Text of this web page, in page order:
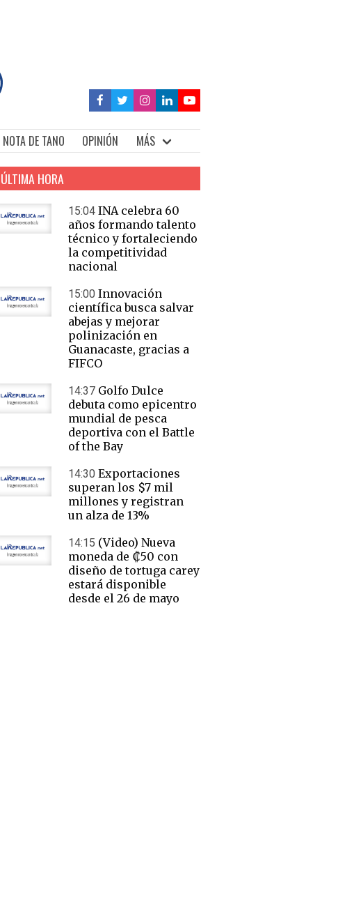
NOTA DE TANO OPINIÓN MÁS
ÚLTIMA HORA
15:04 INA celebra 60
años formando talento
técnico y fortaleciendo
la competitividad
nacional
15:00 Innovación
científica busca salvar
abejas y mejorar
polinización en
Guanacaste, gracias a
FIFCO
14:37 Golfo Dulce
debuta como epicentro
mundial de pesca
deportiva con el Battle
of the Bay
14:30 Exportaciones
superan los $7 mil
millones y registran
un alza de 13%
14:15 (Video) Nueva
moneda de ₡50 con
diseño de tortuga carey
estará disponible
desde el 26 de mayo